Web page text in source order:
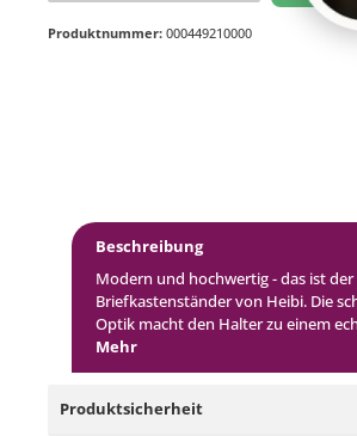
Produktnummer: 000449210000
Beschreibung
Modern und hochwertig - das ist der
Briefkastenständer von Heibi. Die
Optik macht den Halter zu einem
Mehr
Produktsicherheit